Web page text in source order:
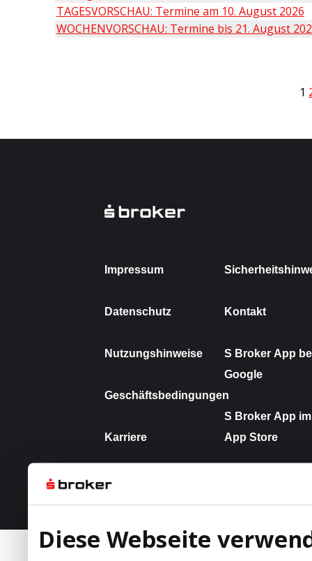
Diese Webseite
TAGESVORSCHAU: Termine am 10. August 2026
WOCHENVORSCHAU: Termine bis 21. August
1